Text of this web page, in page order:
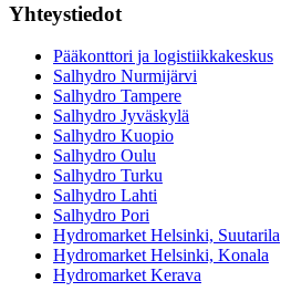
Yhteystiedot
Pääkonttori ja logistiikkakeskus
Salhydro Nurmijärvi
Salhydro Tampere
Salhydro Jyväskylä
Salhydro Kuopio
Salhydro Oulu
Salhydro Turku
Salhydro Lahti
Salhydro Pori
Hydromarket Helsinki, Suutarila
Hydromarket Helsinki, Konala
Hydromarket Kerava